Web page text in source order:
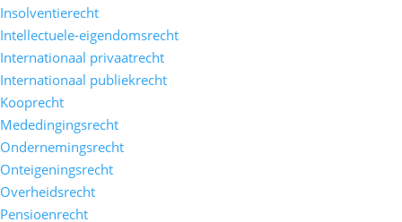
Insolventierecht
Intellectuele-eigendomsrecht
Internationaal privaatrecht
Internationaal publiekrecht
Kooprecht
Mededingingsrecht
Ondernemingsrecht
Onteigeningsrecht
Overheidsrecht
Pensioenrecht